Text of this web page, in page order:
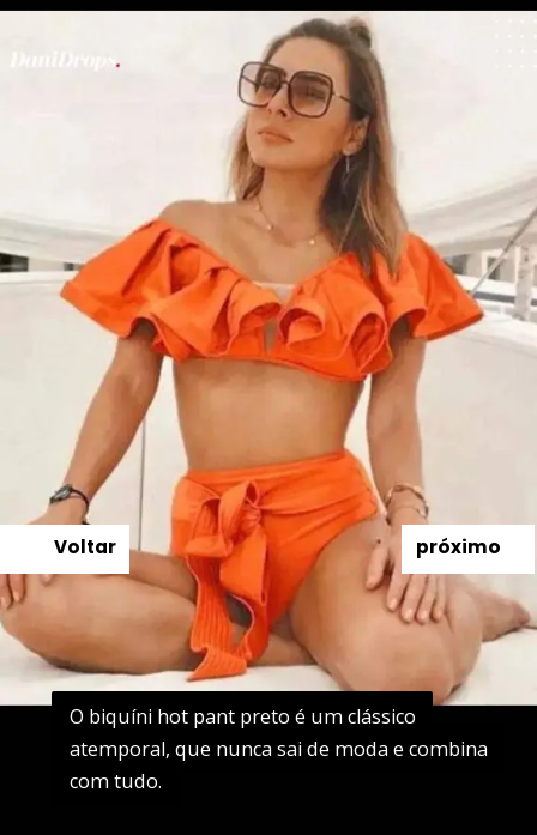
O biquíni hot pant preto é um clássico
atemporal, que nunca sai de moda e combina
com tudo.
O biquíni hot pant preto é um clássico
atemporal, que nunca sai de moda e combina
com tudo.
próximo
Voltar